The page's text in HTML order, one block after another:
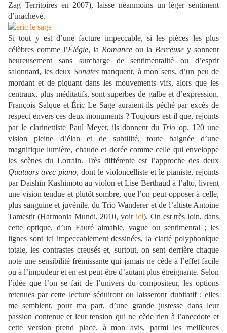
Zag Territoires en 2007), laisse néanmoins un léger sentiment
d’inachevé.
Si tout y est d’une facture impeccable, si les pièces les plus
célèbres comme l’Élégie, la Romance ou la Berceuse y sonnent
heureusement sans surcharge de sentimentalité ou d’esprit
salonnard, les deux Sonatesmanquent, à mon sens, d’un peu de
mordant et de piquant dans les mouvements vifs, alors que les
centraux, plus méditatifs, sont superbes de galbe et d’expression.
François Salque et Éric Le Sage auraient-ils péché par excès de
respect envers ces deux monuments ? Toujours est-il que, rejoints
par le clarinettiste Paul Meyer, ils donnent du Trio op. 120 une
vision pleine d’élan et de subtilité, toute baignée d’une
magnifique lumière, chaude et dorée comme celle qui enveloppe
les scènes du Lorrain. Très différente est l’approche des deux
Quatuors avec piano, dont le violoncelliste et le pianiste, rejoints
par Daishin Kashimoto au violon et Lise Berthaud à l’alto, livrent
une vision tendue et plutôt sombre, que l’on peut opposer à celle,
plus sanguine et juvénile, du Trio Wanderer et de l’altiste Antoine
Tamestit (Harmonia Mundi, 2010, voir ici). On est très loin, dans
cette optique, d’un Fauré aimable, vague ou sentimental ; les
lignes sont ici impeccablement dessinées, la clarté polyphonique
totale, les contrastes creusés et, surtout, on sent derrière chaque
note une sensibilité frémissante qui jamais ne cède à l’effet facile
ou à l’impudeur et en est peut-être d’autant plus étreignante. Selon
l’idée que l’on se fait de l’univers du compositeur, les options
retenues par cette lecture séduiront ou laisseront dubitatif ; elles
me semblent, pour ma part, d’une grande justesse dans leur
passion contenue et leur tension qui ne cède rien à l’anecdote et
cette version prend place, à mon avis, parmi les meilleures